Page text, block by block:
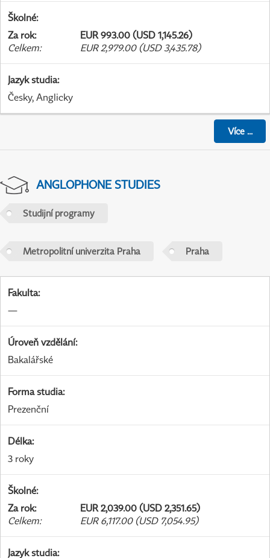
Školné:
Za rok:
EUR 993.00 (USD 1,145.26)
Celkem: EUR 2,979.00 (USD 3,435.78)
Jazyk studia:
Česky, Anglicky
Více...
ANGLOPHONE STUDIES
Studijní programy
Metropolitní univerzita Praha Praha
Fakulta:
—
Úroveň vzdělání:
Bakalářské
Forma studia:
Prezenční
Délka:
3 roky
Školné:
Za rok:
EUR 2,039.00 (USD 2,351.65)
Celkem: EUR 6,117.00 (USD 7,054.95)
Jazyk studia: